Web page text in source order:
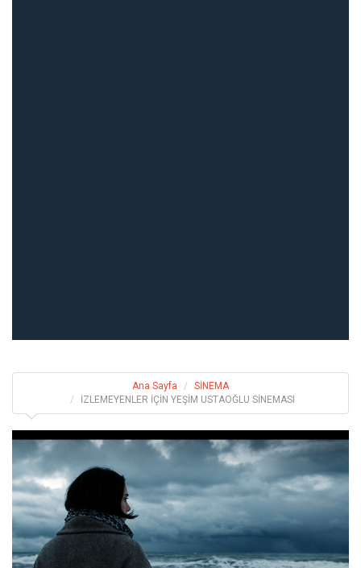
Ana Sayfa
SİNEMA
İZLEMEYENLER İÇİN YEŞİM USTAOĞLU SİNEMASI